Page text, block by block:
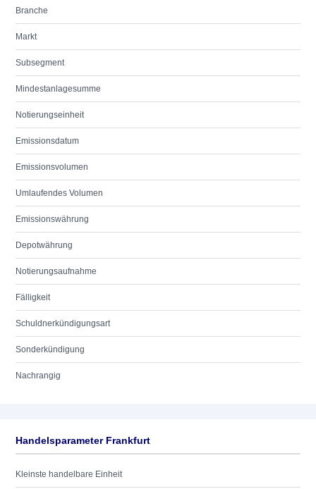
Branche
Markt
Subsegment
Mindestanlagesumme
Notierungseinheit
Emissionsdatum
Emissionsvolumen
Umlaufendes Volumen
Emissionswährung
Depotwährung
Notierungsaufnahme
Fälligkeit
Schuldnerkündigungsart
Sonderkündigung
Nachrangig
Handelsparameter Frankfurt
Kleinste handelbare Einheit